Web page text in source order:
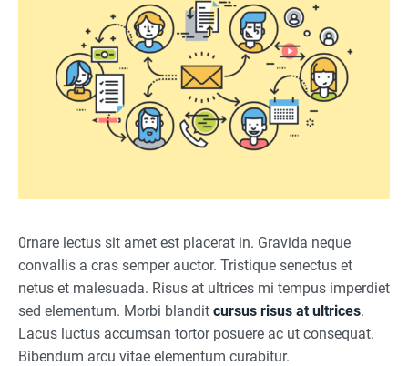
0rnare lectus sit amet est placerat in. Gravida neque
convallis a cras semper auctor. Tristique senectus et
netus et malesuada. Risus at ultrices mi tempus imperdiet
sed elementum. Morbi blandit cursus risus at ultrices.
Lacus luctus accumsan tortor posuere ac ut consequat.
Bibendum arcu vitae elementum curabitur.